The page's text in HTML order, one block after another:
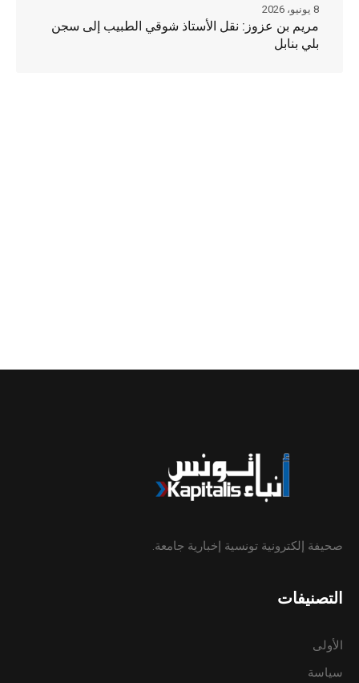
مريم بن عزوز: نقل الأستاذ شوقي الطبيب إلى سجن
بلي بنابل
8 يونيو، 2026
صحيفة إلكترونية تونسية إخبارية جامعة.
التصنيفات
الأولى
سياسة